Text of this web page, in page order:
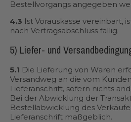
Bestellvorgangs angegeben
4.3 Ist Vorauskasse vereinbart,
nach Vertragsabschluss fällig.
5) Liefer- und
5.1 Die Lieferung von Waren
Versandweg an die vom
Lieferanschrift, sofern nichts
Bei der Abwicklung der
Bestellabwicklung des
Lieferanschrift maßgeblich.